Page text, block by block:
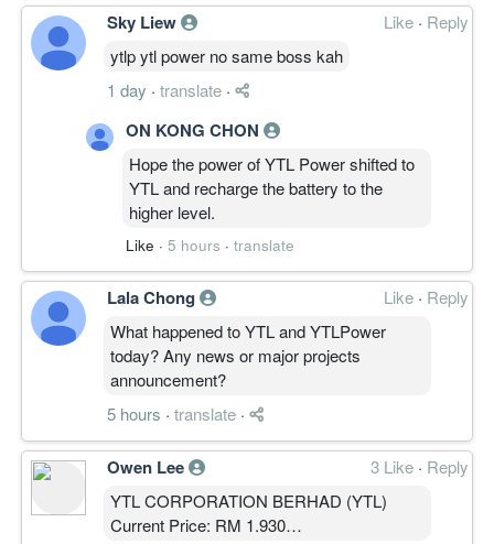
周线：从反弹高位被压回，本周收跌
3.32%。MACD 在修复但价格跟不上（背
离），属反弹失败后的二次测试。
日线：跌破 2.040 后险守。MACD 死叉扩
量流出——这是目前最大警讯。
4H：仍在云层下方，空头控制，MACD 深
度负向刚开始收敛。
30M：价格三天守住 2.040 跌不动，MACD
尽）。短线卖压释放完，但买盘还没接力。
共振结论：中短周期仍由卖压主导，只有最
短线出现企稳。典型「下跌末段企稳」，不
是「上涨启动」。
━━━━━━━━━━
关键价位
第一反压：2.120–2.150（站回才有修复空
间）
强反压：2.250（周线反弹失败区，未破不
能谈强势回归）
核心支撑：2.000–2.040（当前生命线）
失效位：跌破 2.000（转入更深测试）
Sky Liew Like · Reply
ytlp ytl power no same boss kah
1 day · translate ·
ON KONG CHON
Hope the power of YTL Power shifted to
YTL and recharge the battery to the
higher level.
Like · 5 hours · translate
Lala Chong Like · Reply
What happened to YTL and YTLPower
today? Any news or major projects
announcement?
5 hours · translate ·
Owen Lee 3 Like · Reply
YTL CORPORATION BERHAD (YTL)
Current Price: RM 1.930